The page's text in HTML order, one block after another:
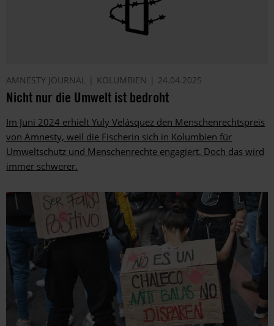
AMNESTY JOURNAL KOLUMBIEN 24.04.2025
Nicht nur die Umwelt ist bedroht
Im Juni 2024 erhielt Yuly Velásquez den Menschenrechtspreis
von Amnesty, weil die Fischerin sich in Kolumbien für
Umweltschutz und Menschenrechte engagiert. Doch das wird
immer schwerer.